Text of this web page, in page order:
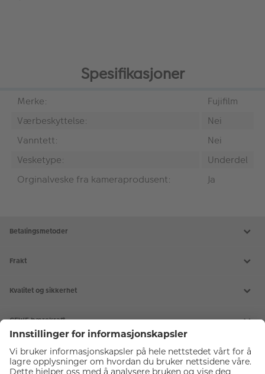
Spesifikasjoner
Merke:
Fujifilm
Værbeskyttelse:
Nei
Vanntett:
Nei
Vesketype:
Underdel
Orginalveske fra kameraprodusent:
Ja
Betalingsmetoder
Frakt
Kvalitet og sikkerhet
CEWE bærekraft
Tjenester
Kundeservice